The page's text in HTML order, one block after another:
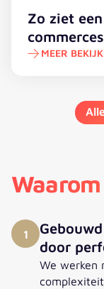
Zo ziet
MEER
1
door
We werken